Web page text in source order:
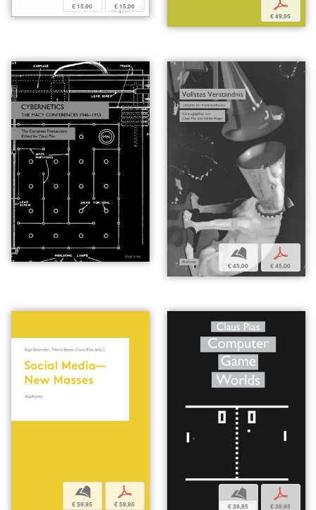
€ 15,00 € 15,00 p
€ 49,95
b
€ 45,00
p
€ 45,00
b
€ 59,95
p
€ 59,95
b
€ 39,95
p
€ 39,95